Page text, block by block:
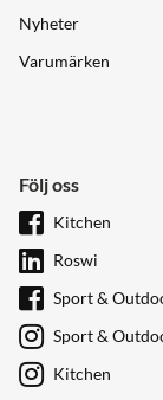
Nyheter
Varumärken
Följ oss
Kitchen
Roswi
Sport &
Sport &
Kitchen